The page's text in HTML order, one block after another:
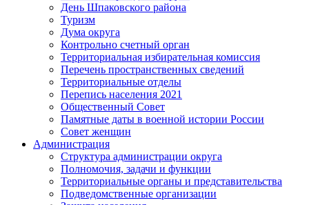
День Шпаковского района
Туризм
Дума округа
Контрольно счетный орган
Территориальная избирательная комиссия
Перечень пространственных сведений
Территориальные отделы
Перепись населения 2021
Общественный Совет
Памятные даты в военной истории России
Совет женщин
Администрация
Структура администрации округа
Полномочия, задачи и функции
Территориальные органы и представительства
Подведомственные организации